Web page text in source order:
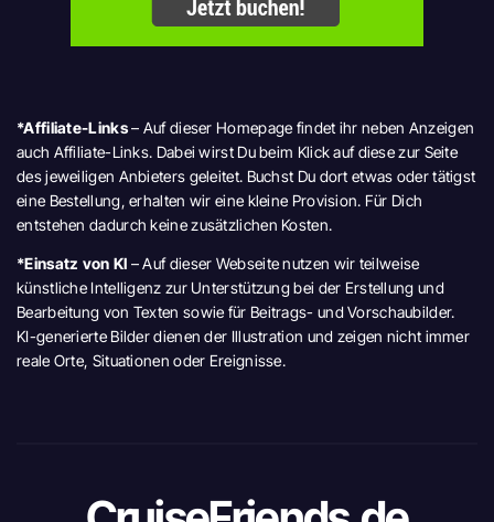
*Affiliate-Links– Auf dieser Homepage findet ihr neben Anzeigen
auch Affiliate-Links. Dabei wirst Du beim Klick auf diese zur Seite
des jeweiligen Anbieters geleitet. Buchst Du dort etwas oder tätigst
eine Bestellung, erhalten wir eine kleine Provision. Für Dich
entstehen dadurch keine zusätzlichen Kosten.
*Einsatz von KI – Auf dieser Webseite nutzen wir teilweise
künstliche Intelligenz zur Unterstützung bei der Erstellung und
Bearbeitung von Texten sowie für Beitrags- und Vorschaubilder.
KI-generierte Bilder dienen der Illustration und zeigen nicht immer
reale Orte, Situationen oder Ereignisse.